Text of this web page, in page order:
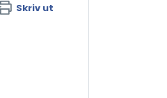
Skriv ut